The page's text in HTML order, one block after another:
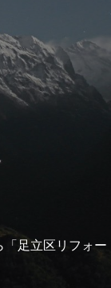
足立区リフォー